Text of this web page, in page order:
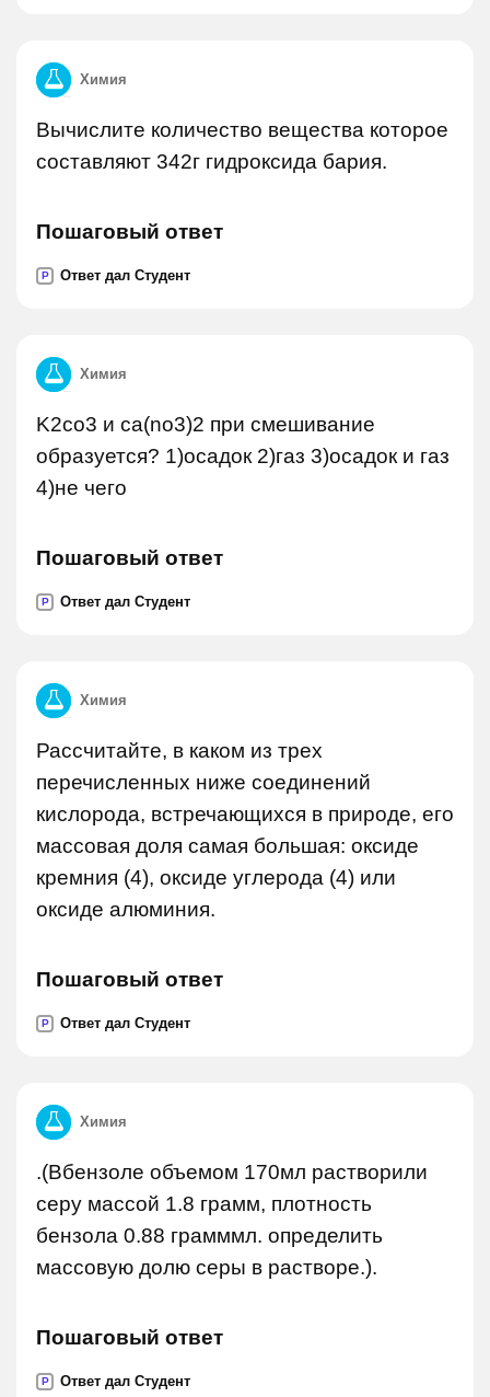
Химия
Вычислите количество вещества которое
составляют 342г гидроксида бария.
Пошаговый ответ
P Ответ дал Студент
Химия
K2co3 и ca(no3)2 при смешивание
образуется? 1)осадок 2)газ 3)осадок и газ
4)не чего
Пошаговый ответ
P Ответ дал Студент
Химия
Рассчитайте, в каком из трех
перечисленных ниже соединений
кислорода, встречающихся в природе, его
массовая доля самая большая: оксиде
кремния (4), оксиде углерода (4) или
оксиде алюминия.
Пошаговый ответ
P Ответ дал Студент
Химия
.(Вбензоле объемом 170мл растворили
серу массой 1.8 грамм, плотность
бензола 0.88 грамммл. определить
массовую долю серы в растворе.).
Пошаговый ответ
P Ответ дал Студент